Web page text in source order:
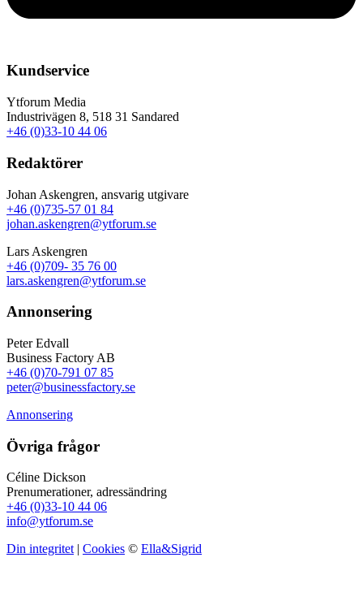
Kundservice
Ytforum Media
Industrivägen 8, 518 31 Sandared
+46 (0)33-10 44 06
Redaktörer
Johan Askengren, ansvarig utgivare
+46 (0)735-57 01 84
johan.askengren@ytforum.se
Lars Askengren
+46 (0)709- 35 76 00
lars.askengren@ytforum.se
Annonsering
Peter Edvall
Business Factory AB
+46 (0)70-791 07 85
peter@businessfactory.se
Annonsering
Övriga frågor
Céline Dickson
Prenumerationer, adressändring
+46 (0)33-10 44 06
info@ytforum.se
Din integritet | Cookies © Ella&Sigrid